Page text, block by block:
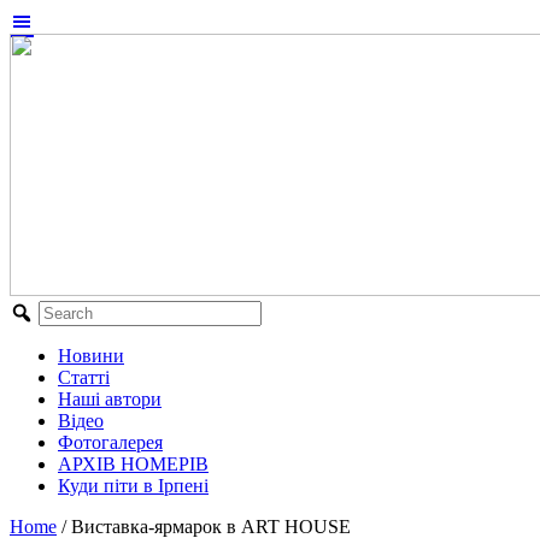
Новини
Статті
Наші автори
Відео
Фотогалерея
АРХІВ НОМЕРІВ
Куди піти в Ірпені
Home / Виставка-ярмарок в ART HOUSE